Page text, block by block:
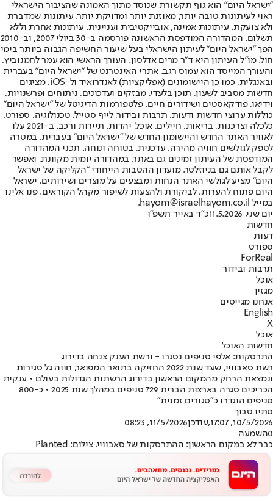
"ישראל היום" הוא גוף תקשורת שנוסד מתוך האמונה שהציבור הישראלי
ראוי לעיתונות טובה יותר, מאוזנת יותר ומדויקת יותר. עיתונות שמדברת
ולא צועקת. עיתונות אמינה, אובייקטיבית ועניינית. עיתונות אחרת וללא
תשלום. המהדורה המודפסת הראשונה פורסמה ב-30 ביולי 2007, וב-2010
הפך "ישראל היום" לעיתון הישראלי בעל שיעור החשיפה הגבוה ביותר בימי
חול. מו"ל העיתון היא ד"ר מרים אדלסון. העורך הראשי הוא עמר לחמנוביץ,
והעורך המייסד הוא עמוס רגב. אתרי האינטרנט של "ישראל היום" בעברית
ובאנגלית, כמו כן היישומונים (אפליקציות) לאנדרואיד ול-iOS, מציגים
חדשות מסביב לשעון, תוכן בלעדי, מבזקים ועדכונים, ניתוחים ופרשנויות,
וידיאו, פודקאסטים ושידורים חיים. פלטפורמות הדיגיטל של "ישראל היום"
כוללות ערוצי חדשות ודעות, תרבות ובידור, לייף סטייל, טכנולוגיה, ספורט,
כלכלה וצרכנות, בריאות, חיילים, אוכל, יהדות, תיירות ורכב. ב-2021 עלו
לאוויר האתר החדש והיישומון החדש של "ישראל היום" בעברית, במטרה
לספק לגולשים חוויה מהירה, עדכנית, בטוחה ונוחה. תכני המהדורה
המודפסת של העיתון זמינים גם באתר, במהדורה יומית מקוונת, ואפשר
לקבל אותם גם בניוזלטר. מועדון ההטבות הייחודי "הקליקה של ישראל
היום" מציע לגולשי האתר הנחות ומבצעים על מוצרים ושירותים. ישראל
היום פתוח להערות, לביקורת ולהצעות לשיפור מקהל הקוראים. פנו אלינו
במייל hayom@israelhayom.co.il.
יום שני, 11.5.2026
כ"ד באייר תשפ"ו
חדשות
דעות
ספורט
ForReal
תרבות ובידור
אוכל
מגזין
אנחנו מגייסים
English
X
אוכל
חדשות האוכל
התרסקות: אלפי סניפים נסגרו - ורשת הענק צנחה בדירוג
רשת סאבוויי, שעד שנת 2022 החזיקה בתואר המפואר, חווה גל סגירות
ונמצאת הרחק מהמקום הראשון בדירוג הרשתות הגדולות בעולם • ענקית
הכריכים סגרה בארצות הברית 729 סניפים במהלך שנת 2025 • כ-800
סניפים הוגדרו כ"סגורים זמנית"
סתיו טבוך
10/5/2026, 17:07
,עודכן11/5/2026, 08:23
0השמעה
כבר לא במקום הראשון: ההתרסקות של סאבוויי. צילום: Planted